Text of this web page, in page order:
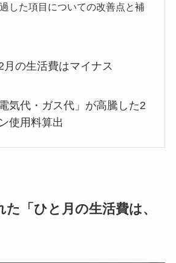
した項目についての改善点と補
月の生活費はマイナス
気代・ガス代」が高騰した2
使用料算出
「ひと月の生活費は、